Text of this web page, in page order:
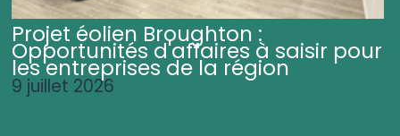
Projet éolien Broughton :
Opportunités d'affaires à saisir pour
les entreprises de la région
9 juillet 2026